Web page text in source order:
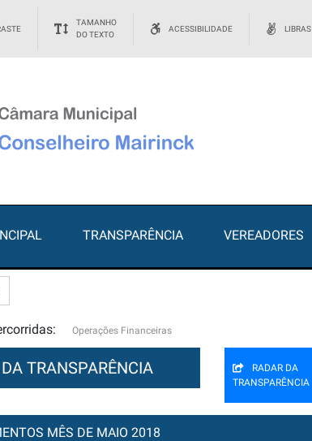
TAMANHO
DO TEXTO
ACESSIBILIDADE LIBRAS
TRANSPARÊNCIA VEREADORES
Operações Financeiras
TRANSPARÊNCIA
RADAR DA
TRANSPARÊNCIA
MÊS DE MAIO 2018